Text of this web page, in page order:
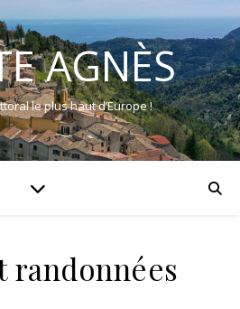
AGNÈS
le plus haut d’Europe !
randonnées